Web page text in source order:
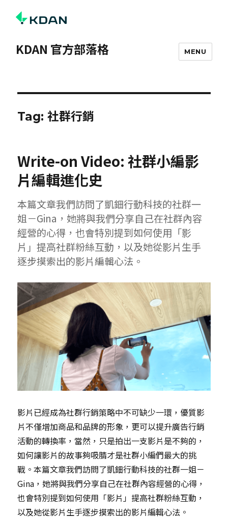
KDAN 官方部落格 MENU
Tag:社群行銷
Write-on Video: 社群小編影
片編輯進化史
本篇文章我們訪問了凱鈿行動科技的社群一
姐－Gina，她將與我們分享自己在社群內容
經營的心得，也會特別提到如何使用「影
片」提高社群粉絲互動，以及她從影片生手
逐步摸索出的影片編輯心法。
影片已經成為社群行銷策略中不可缺少一環，優質影
片不僅增加商品和品牌的形象，更可以提升廣告行銷
活動的轉換率，當然，只是拍出一支影片是不夠的，
如何讓影片的故事夠吸腈才是社群小編們最大的挑
戰。本篇文章我們訪問了凱鈿行動科技的社群一姐－
Gina，她將與我們分享自己在社群內容經營的心得，
也會特別提到如何使用「影片」提高社群粉絲互動，
以及她從影片生手逐步摸索出的影片編輯心法。